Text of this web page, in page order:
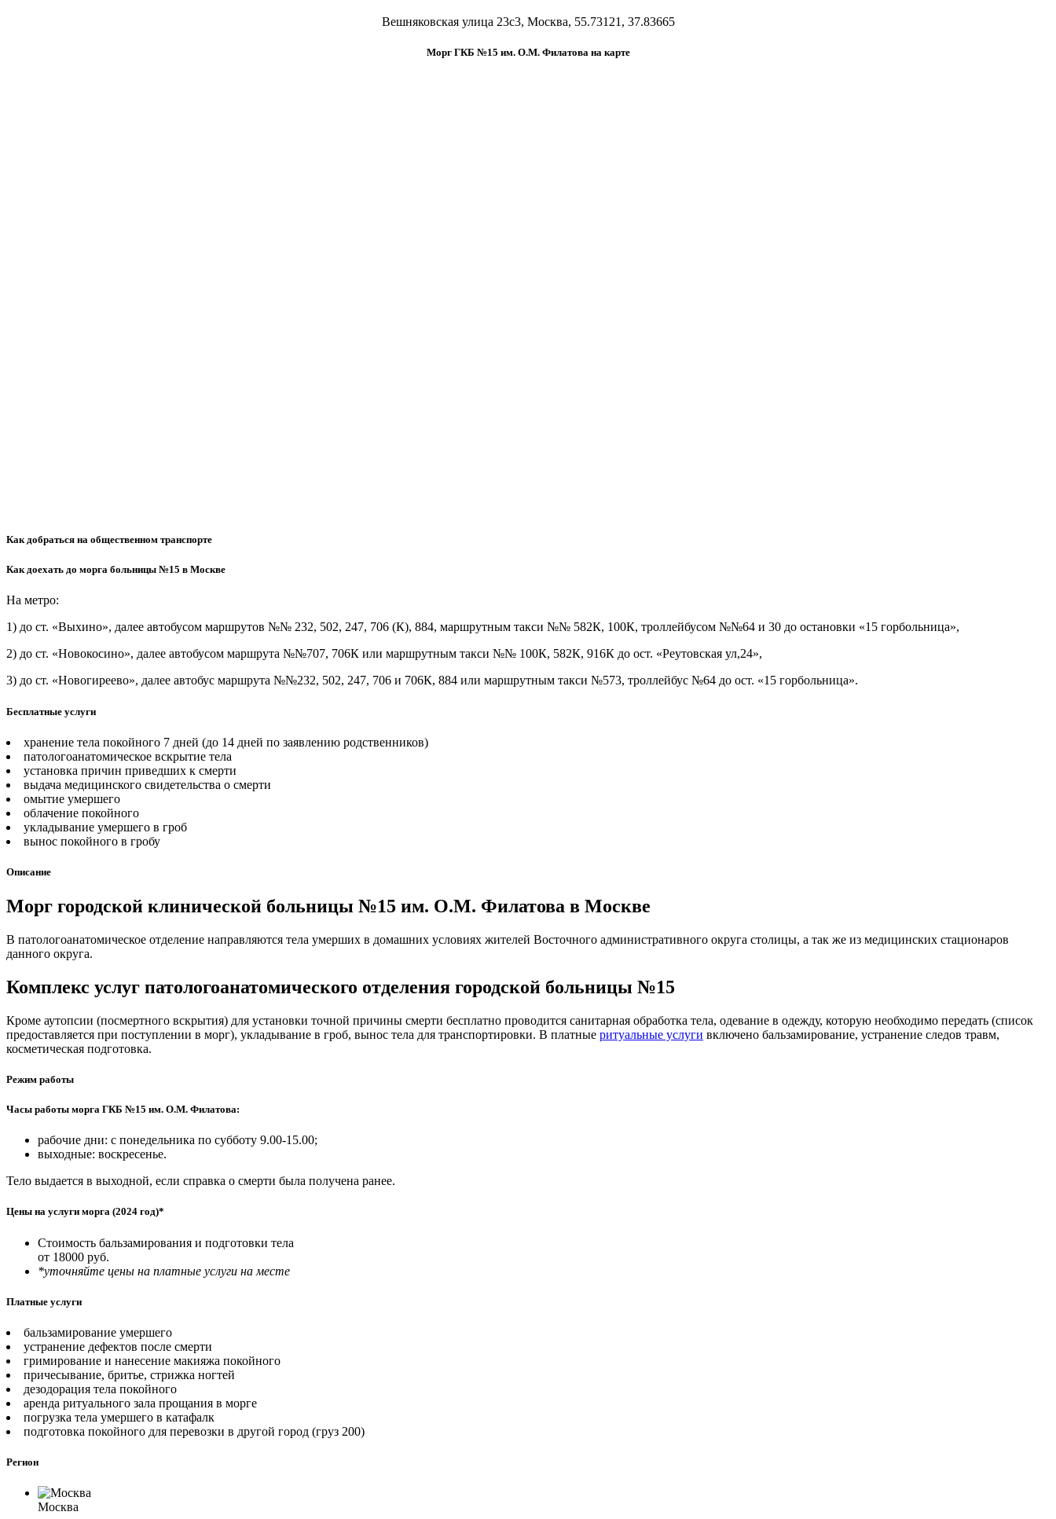
Вешняковская улица 23c3, Москва, 55.73121, 37.83665
Морг ГКБ №15 им. О.М. Филатова на карте
Как добраться на общественном транспорте
Как доехать до морга больницы №15 в Москве
На метро:
1) до ст. «Выхино», далее автобусом маршрутов №№ 232, 502, 247, 706 (К), 884, маршрутным такси №№ 582К, 100К, троллейбусом №№64 и 30 до остановки «15 горбольница»,
2) до ст. «Новокосино», далее автобусом маршрута №№707, 706К или маршрутным такси №№ 100К, 582К, 916К до ост. «Реутовская ул,24»,
3) до ст. «Новогиреево», далее автобус маршрута №№232, 502, 247, 706 и 706К, 884 или маршрутным такси №573, троллейбус №64 до ост. «15 горбольница».
Бесплатные услуги
хранение тела покойного 7 дней (до 14 дней по заявлению родственников)
патологоанатомическое вскрытие тела
установка причин приведших к смерти
выдача медицинского свидетельства о смерти
омытие умершего
облачение покойного
укладывание умершего в гроб
вынос покойного в гробу
Описание
Морг городской клинической больницы №15 им. О.М. Филатова в Москве
В патологоанатомическое отделение направляются тела умерших в домашних условиях жителей Восточного административного округа столицы, а так же из медицинских стационаров
данного округа.
Комплекс услуг патологоанатомического отделения городской больницы №15
Кроме аутопсии (посмертного вскрытия) для установки точной причины смерти бесплатно проводится санитарная обработка тела, одевание в одежду, которую необходимо передать (список
предоставляется при поступлении в морг), укладывание в гроб, вынос тела для транспортировки. В платные ритуальные услуги включено бальзамирование, устранение следов травм,
косметическая подготовка.
Режим работы
Часы работы морга ГКБ №15 им. О.М. Филатова:
рабочие дни: с понедельника по субботу 9.00-15.00;
выходные: воскресенье.
Тело выдается в выходной, если справка о смерти была получена ранее.
Цены на услуги морга (2024 год)*
Стоимость бальзамирования и подготовки тела
от 18000 руб.
*уточняйте цены на платные услуги на месте
Платные услуги
бальзамирование умершего
устранение дефектов после смерти
гримирование и нанесение макияжа покойного
причесывание, бритье, стрижка ногтей
дезодорация тела покойного
аренда ритуального зала прощания в морге
погрузка тела умершего в катафалк
подготовка покойного для перевозки в другой город (груз 200)
Регион
Москва